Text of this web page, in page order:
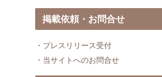
掲載依頼・お問合せ
・プレスリリース受付
・当サイトへのお問合せ